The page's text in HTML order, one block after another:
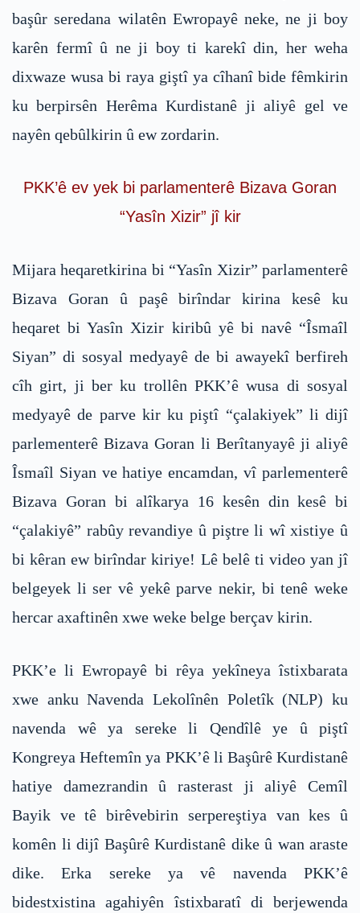
başûr seredana wilatên Ewropayê neke, ne ji boy
karên fermî û ne ji boy ti karekî din, her weha
dixwaze wusa bi raya giştî ya cîhanî bide fêmkirin
ku berpirsên Herêma Kurdistanê ji aliyê gel ve
nayên qebûlkirin û ew zordarin.
PKK’ê ev yek bi parlamenterê Bizava Goran
“Yasîn Xizir” jî kir
Mijara heqaretkirina bi “Yasîn Xizir” parlamenterê
Bizava Goran û paşê birîndar kirina kesê ku
heqaret bi Yasîn Xizir kiribû yê bi navê “Îsmaîl
Siyan” di sosyal medyayê de bi awayekî berfireh
cîh girt, ji ber ku trollên PKK’ê wusa di sosyal
medyayê de parve kir ku piştî “çalakiyek” li dijî
parlementerê Bizava Goran li Berîtanyayê ji aliyê
Îsmaîl Siyan ve hatiye encamdan, vî parlementerê
Bizava Goran bi alîkarya 16 kesên din kesê bi
“çalakiyê” rabûy revandiye û piştre li wî xistiye û
bi kêran ew birîndar kiriye! Lê belê ti video yan jî
belgeyek li ser vê yekê parve nekir, bi tenê weke
hercar axaftinên xwe weke belge berçav kirin.
PKK’e li Ewropayê bi rêya yekîneya îstixbarata
xwe anku Navenda Lekolînên Poletîk (NLP) ku
navenda wê ya sereke li Qendîlê ye û piştî
Kongreya Heftemîn ya PKK’ê li Başûrê Kurdistanê
hatiye damezrandin û rasterast ji aliyê Cemîl
Bayik ve tê birêvebirin serpereştiya van kes û
komên li dijî Başûrê Kurdistanê dike û wan araste
dike. Erka sereke ya vê navenda PKK’ê
bidestxistina agahiyên îstixbaratî di berjewenda